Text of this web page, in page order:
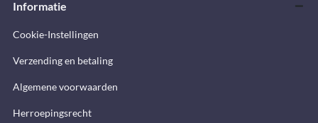
Informatie
Cookie-Instellingen
Verzending en betaling
Algemene voorwaarden
Herroepingsrecht